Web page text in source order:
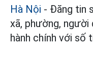
Hà Nội - Đăng tin
xã, phường, người
hành chính với số